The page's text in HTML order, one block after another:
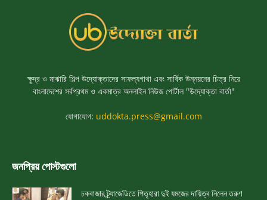
ক্ষুদ্র ও মাঝারি শিল্প উদ্যোক্তাদের সাফল্যগাথা এবং সার্বিক উন্নয়নের চিত্র নিয়ে
বাংলাদেশের সর্বপ্রথম ও একমাত্র অনলাইন নিউজ পোর্টাল "উদ্যোক্তা বার্তা"
যোগাযোগ: uddokta.press@gmail.com
জনপ্রিয় পোস্টগুলো
চকবাজার ট্র্যাজেডিতে পিতৃহারা দুই যমজের দায়িত্ব নিলেন তরুণ